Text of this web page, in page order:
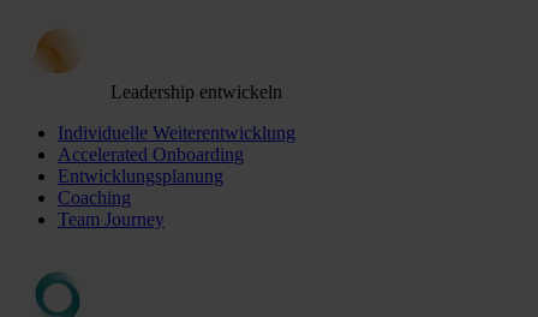
Leadership entwickeln
Individuelle Weiterentwicklung
Accelerated Onboarding
Entwicklungsplanung
Coaching
Team Journey